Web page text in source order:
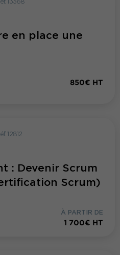
en place une
850€ HT
12812
: Devenir Scrum
Scrum)
À PARTIR DE
1 700€ HT